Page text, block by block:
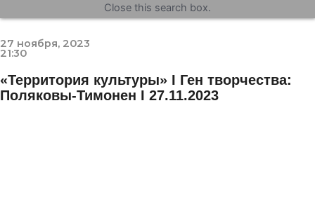
Close this search box.
27 ноября, 2023
21:30
«Территория культуры» I Ген творчества:
Поляковы-Тимонен I 27.11.2023